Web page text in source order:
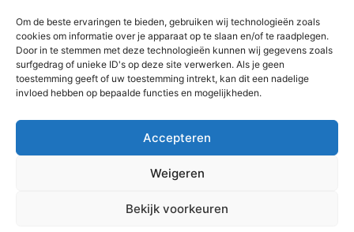
Om de beste ervaringen te bieden, gebruiken wij technologieën zoals
cookies om informatie over je apparaat op te slaan en/of te raadplegen.
Door in te stemmen met deze technologieën kunnen wij gegevens zoals
surfgedrag of unieke ID's op deze site verwerken. Als je geen
toestemming geeft of uw toestemming intrekt, kan dit een nadelige
invloed hebben op bepaalde functies en mogelijkheden.
Accepteren
Weigeren
Bekijk voorkeuren
Disclaimer
© 2015-2026 Rishi Consulting Pvt. Ltd. All Rights
Reserved.